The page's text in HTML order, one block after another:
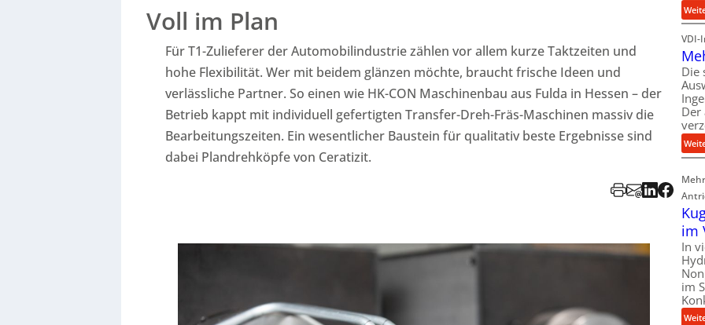
Voll im Plan
Für T1-Zulieferer der Automobilindustrie zählen vor allem kurze Taktzeiten und
hohe Flexibilität. Wer mit beidem glänzen möchte, braucht frische Ideen und
verlässliche Partner. So einen wie HK-CON Maschinenbau aus Fulda in Hessen – der
Betrieb kappt mit individuell gefertigten Transfer-Dreh-Fräs-Maschinen massiv die
Bearbeitungszeiten. Ein wesentlicher Baustein für qualitativ beste Ergebnisse sind
dabei Plandrehköpfe von Ceratizit.
Die
Der
im
In
im